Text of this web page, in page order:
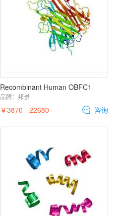
Recombinant Human OBFC1
品牌： 邦景
￥3870 - 22680 咨询